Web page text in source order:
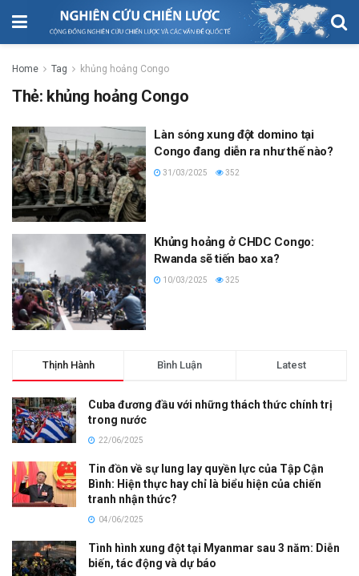
Home Tag khủng hoảng Congo
Thẻ: khủng hoảng Congo
Làn sóng xung đột domino tại
Congo đang diễn ra như thế nào?
31/03/2025 352
Khủng hoảng ở CHDC Congo:
Rwanda sẽ tiến bao xa?
10/03/2025 325
Thịnh Hành Bình Luận Latest
Cuba đương đầu với những thách thức chính trị
trong nước
22/06/2025
Tin đồn về sự lung lay quyền lực của Tập Cận
Bình: Hiện thực hay chỉ là biểu hiện của chiến
tranh nhận thức?
04/06/2025
Tình hình xung đột tại Myanmar sau 3 năm: Diễn
biến, tác động và dự báo